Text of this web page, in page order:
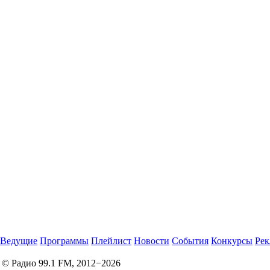
Ведущие Программы Плейлист Новости События Конкурсы
© Радио 99.1 FM, 2012−2026